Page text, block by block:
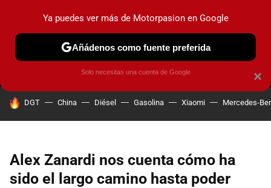
MENÚ NUEVO
COCHES ELÉCTRICOS OBSERVATORIO
HOY SE HABLA DE
DGT China Diésel Gasolina Xiaomi Mercedes-
Alex Zanardi nos cuenta cómo ha
sido el largo camino hasta poder
×
Ya puedes ver más de Motorpasion en Google
Añádenos como fuente preferida
Solo necesitas una cuenta de Google